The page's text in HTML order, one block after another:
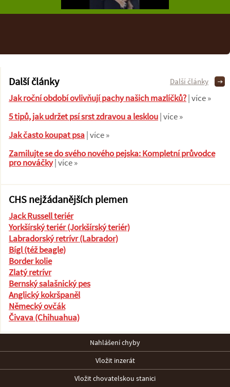
Další články
Jak roční období ovlivňují pachy našich mazlíčků?| více »
5 tipů, jak udržet psí srst zdravou a lesklou| více »
Jak často koupat psa| více »
Zamilujte se do svého nového pejska: Kompletní průvodce
pro nováčky| více »
Další články
CHS nejžádanějších plemen
Jack Russell teriér
Yorkšírský teriér (Jorkšírský teriér)
Labradorský retrívr (Labrador)
Bígl (též beagle)
Border kolie
Zlatý retrívr
Bernský salašnický pes
Anglický kokršpaněl
Německý ovčák
Čivava (Chihuahua)
Nahlášení chyby
Vložit inzerát
Vložit chovatelskou stanici